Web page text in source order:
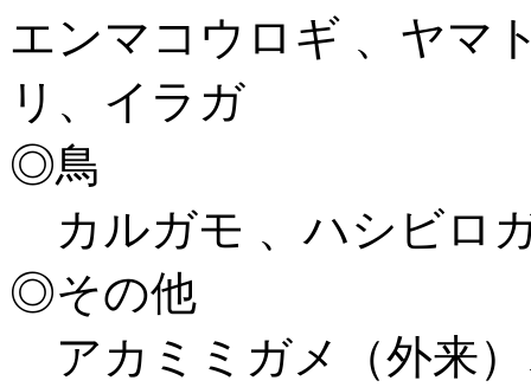
エンマコウロギ 、ヤマ
リ、イラガ
◎鳥
カルガモ 、ハシビロ
◎その他
アカミミガメ（外来